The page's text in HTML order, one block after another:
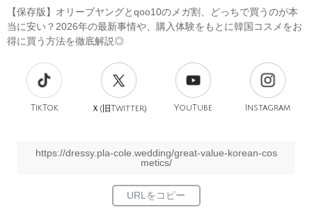
【保存版】オリーブヤングとqoo10のメガ割、どっちで買うのが本
当に安い？2026年の最新事情や、購入体験をもとに韓国コスメをお
得に買う方法を徹底解説◎
TikTok Ｘ(旧Twitter) YouTube Instagram
https://dressy.pla-cole.wedding/great-value-korean-cos
metics/